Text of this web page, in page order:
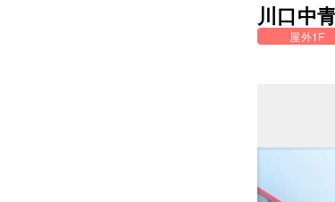
川口中
屋外1F